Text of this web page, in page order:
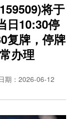
将于
日10:30停
复牌，停牌
办理
期：2026-06-12